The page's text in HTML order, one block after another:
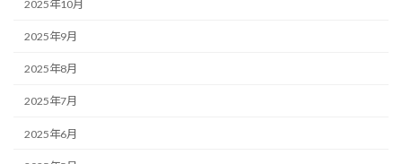
2025年10月
2025年9月
2025年8月
2025年7月
2025年6月